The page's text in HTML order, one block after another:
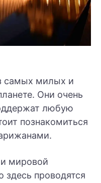
самых милых и
Они очень
любую
познакомиться
и мировой
проводятся